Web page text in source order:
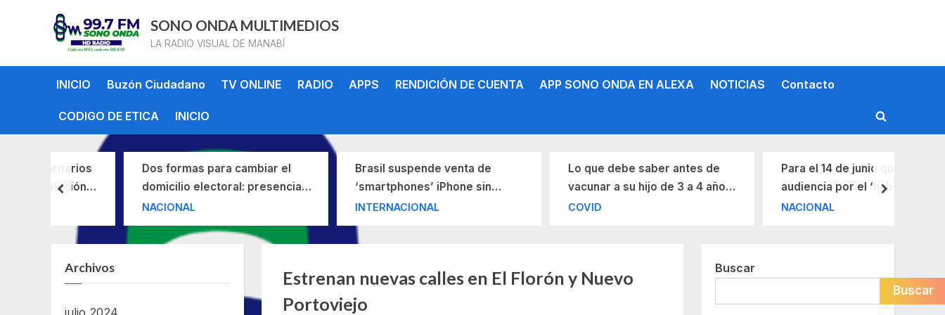
SONO ONDA MULTIMEDIOS
LA RADIO VISUAL DE MANABÍ
INICIO Buzón Ciudadano TV ONLINE RADIO APPS RENDICIÓN DE CUENTA APP SONO ONDA EN ALEXA NOTICIAS Contacto
CODIGO DE ETICA INICIO
Toggle
Dos formas para cambiar el
domicilio electoral: presencial y
NACIONAL
Brasil suspende venta de
‘smartphones’ iPhone sin
cargador e impone millonaria
multa a Apple
INTERNACIONAL
Lo que debe saber antes de
vacunar a su hijo de 3 a 4 años
contra el COVID-19
Para el 14 de junio quedó
audiencia por el ‘habeas
corpus’ de Jorge Glas
NACIONAL
prev next
Etiqueta:
Estrenan nuevas calles en El Florón y Nuevo
Portoviejo
Archivos
Buscar
Buscar